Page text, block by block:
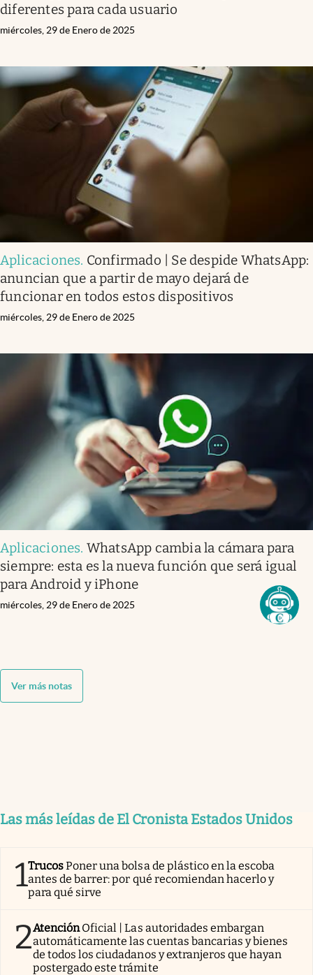
diferentes para cada usuario
miércoles, 29 de Enero de 2025
Aplicaciones. Confirmado | Se despide WhatsApp:
anuncian que a partir de mayo dejará de
funcionar en todos estos dispositivos
miércoles, 29 de Enero de 2025
Aplicaciones. WhatsApp cambia la cámara para
siempre: esta es la nueva función que será igual
para Android y iPhone
miércoles, 29 de Enero de 2025
Ver más notas
Las más leídas de El Cronista Estados Unidos
1TrucosPoner una bolsa de plástico en la escoba
antes de barrer: por qué recomiendan hacerlo y
para qué sirve
2AtenciónOficial | Las autoridades embargan
automáticamente las cuentas bancarias y bienes
de todos los ciudadanos y extranjeros que hayan
postergado este trámite